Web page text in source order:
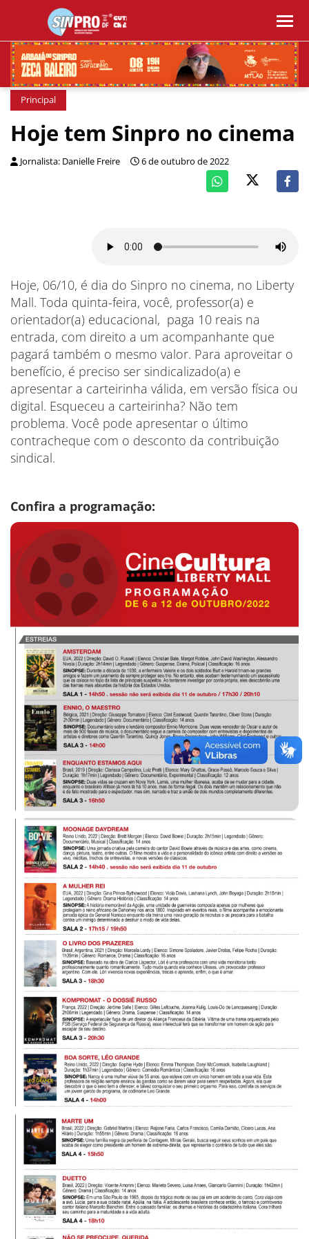
Principal
Hoje tem Sinpro no cinema
Jornalista: Danielle Freire 6 de outubro de 2022
Hoje, 06/10, é dia do Sinpro no cinema, no Liberty
Mall. Toda quinta-feira, você, professor(a) e
orientador(a) educacional, paga 10 reais na
entrada, com direito a um acompanhante que
pagará também o mesmo valor. Para aproveitar o
benefício, é preciso ser sindicalizado(a) e
apresentar a carteirinha válida, em versão física ou
digital. Esqueceu a carteirinha? Não tem
problema. Você pode apresentar o último
contracheque com o desconto da contribuição
sindical.
Confira a programação: